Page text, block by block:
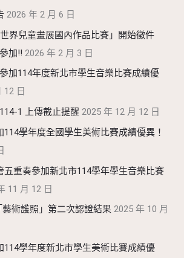
2026 年 2 月 6 日
世界兒童畫展國內作品比賽」開始徵件
加!! 2026 年 2 月 3 日
加114年度新北市學生音樂比賽成績優
12 日
1 上傳截止提醒 2025 年 12 月 12 日
學年度全國學生美術比賽成績優異！
五重奏參加新北市114學年學生音樂比賽
11 月 12 日
術護照」第二次認證結果 2025 年 10 月
114學年度新北市學生美術比賽成績優